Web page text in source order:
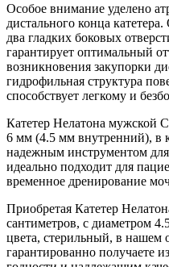
Особое внимание уделено
дистального конца
два гладких боковых
гарантирует оптимальный
возникновения закупорки
гидрофильная структура
способствует легкому и
Катетер Нелатона мужской
6 мм (4.5 мм внутренний), в
надежным инструментом
идеально подходит для
временное дренирование
Приобретая Катетер
сантиметров, с диаметром
цвета, стерильный, в нашем
гарантированно получаете